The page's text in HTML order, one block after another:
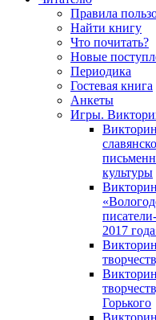
Правила
Найти книгу
Что почитать?
Новые
Периодика
Гостевая книга
Анкеты
Игры.
культуры
2017
Горького